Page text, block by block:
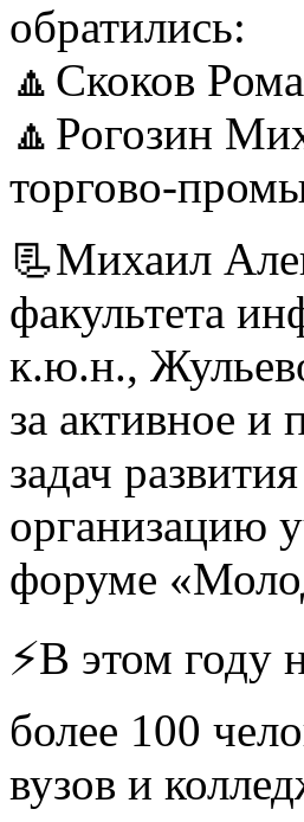
обратились:
🔼Скоков
🔼Рогозин
торгово-
📃Михаил
факультета
к.ю.н.,
за активное и
задач
организацию
форуме
⚡️В этом
более 100
вузов и